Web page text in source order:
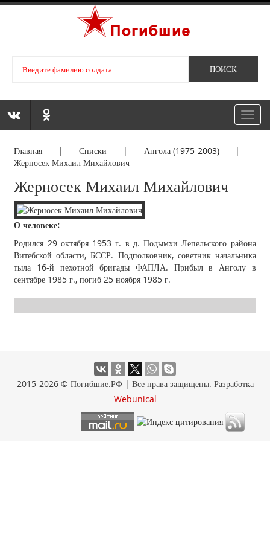
Главная |Списки | Ангола (1975-2003)|
Жерносек Михаил Михайлович
Жерносек Михаил Михайлович
О человеке:
Родился 29 октября 1953 г. в д. Подымхи Лепельского района
Витебской области, БССР. Подполковник, советник начальника
тыла 16-й пехотной бригады ФАПЛА. Прибыл в Анголу в
сентябре 1985 г., погиб 25 ноября 1985 г.
2015-2026 © Погибшие.РФ | Все права защищены. Разработка
Webunical